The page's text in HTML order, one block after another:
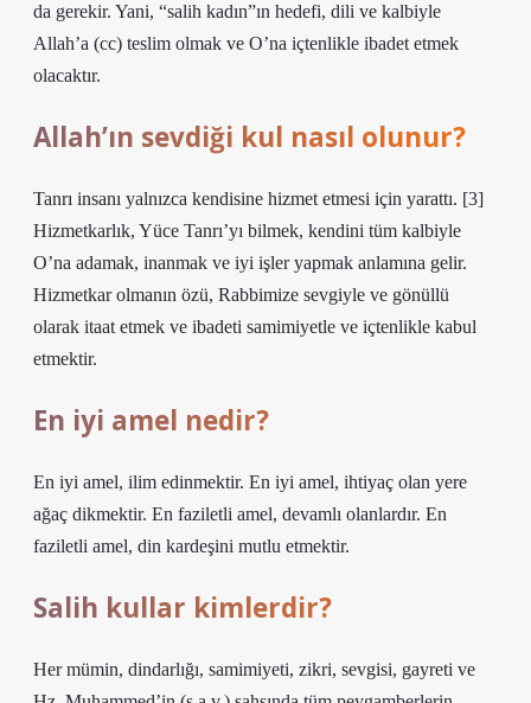
da gerekir. Yani, “salih kadın”ın hedefi, dili ve kalbiyle
Allah’a (cc) teslim olmak ve O’na içtenlikle ibadet etmek
olacaktır.
Allah’ın sevdiği kul nasıl olunur?
Tanrı insanı yalnızca kendisine hizmet etmesi için yarattı. [3]
Hizmetkarlık, Yüce Tanrı’yı ​​bilmek, kendini tüm kalbiyle
O’na adamak, inanmak ve iyi işler yapmak anlamına gelir.
Hizmetkar olmanın özü, Rabbimize sevgiyle ve gönüllü
olarak itaat etmek ve ibadeti samimiyetle ve içtenlikle kabul
etmektir.
En iyi amel nedir?
En iyi amel, ilim edinmektir. En iyi amel, ihtiyaç olan yere
ağaç dikmektir. En faziletli amel, devamlı olanlardır. En
faziletli amel, din kardeşini mutlu etmektir.
Salih kullar kimlerdir?
Her mümin, dindarlığı, samimiyeti, zikri, sevgisi, gayreti ve